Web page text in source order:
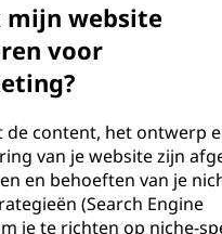
mijn website
voor
de content, het ontwerp
van je website zijn
en behoeften van je
(Search Engine
je te richten op niche-